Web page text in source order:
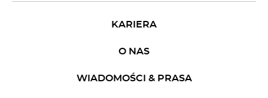
KARIERA
O NAS
WIADOMOŚCI & PRASA